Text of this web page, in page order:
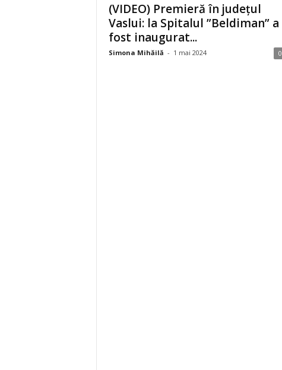
(VIDEO) Premieră în județul
Vaslui: la Spitalul ”Beldiman” a
fost inaugurat...
Simona Mihăilă - 1 mai 2024 0